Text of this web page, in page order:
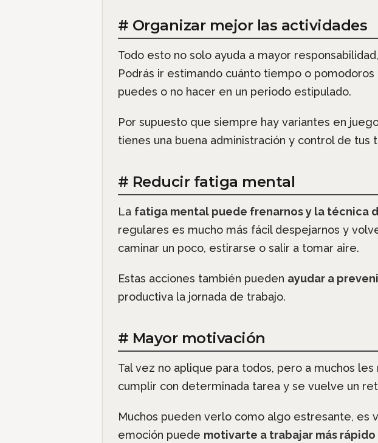
# Organizar mejor las actividades
Todo esto no solo ayuda a mayor
Podrás ir estimando cuánto tiempo o
puedes o no hacer en un periodo estipulado.
Por supuesto que siempre hay variantes en
tienes una buena administración y control de tus
# Reducir fatiga mental
La fatiga mental puede frenarnos y la técnica
regulares es mucho más fácil despejarnos y
caminar un poco, estirarse o salir a tomar aire.
Estas acciones también pueden ayudar a
productiva la jornada de trabajo.
# Mayor motivación
Tal vez no aplique para todos, pero a muchos les
cumplir con determinada tarea y se vuelve un
Muchos pueden verlo como algo estresante, es
emoción puede motivarte a trabajar más